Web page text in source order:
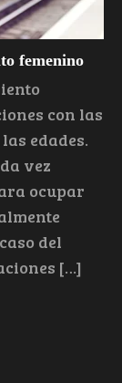
femenino
con las
edades.
vez
ocupar
del
[…]